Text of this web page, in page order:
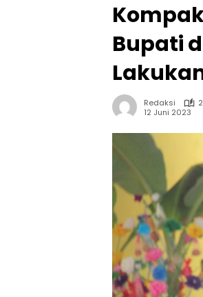
Bupati
Redaksi
12 Juni 2023